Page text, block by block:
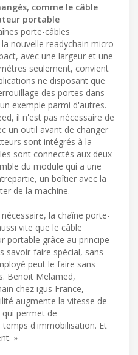
comme le câble
portable
porte-câbles
nouvelle readychain micro-
avec une largeur et une
seulement, convient
ne disposant que
des portes dans
exemple parmi d'autres.
il n'est pas nécessaire de
un outil avant de changer
sont intégrés à la
sont connectés aux deux
du module qui a une
un boîtier avec la
de la machine.
la chaîne porte-
vite que le câble
portable grâce au principe
savoir-faire spécial, sans
peut le faire sans
Benoit Melamed,
chez igus France,
augmente la vitesse de
permet de
d'immobilisation. Et
»